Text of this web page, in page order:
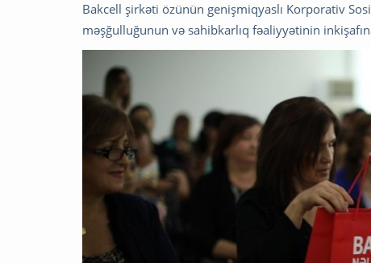
Bakcell şirkəti özünün genişmiqyaslı Korporativ
məşğulluğunun və sahibkarlıq fəaliyyətinin